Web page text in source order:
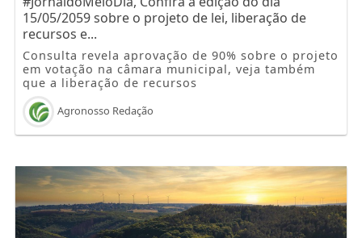
15/05/2059 sobre o projeto de lei, liberação de
recursos e...
Consulta revela aprovação de 90% sobre o projeto
em votação na câmara municipal, veja também
que a liberação de recursos
Agronosso Redação